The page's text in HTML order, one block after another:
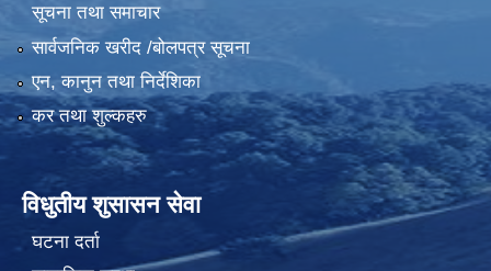
सूचना तथा समाचार
सार्वजनिक खरीद /बोलपत्र सूचना
एन, कानुन तथा निर्देशिका
कर तथा शुल्कहरु
विधुतीय शुसासन सेवा
घटना दर्ता